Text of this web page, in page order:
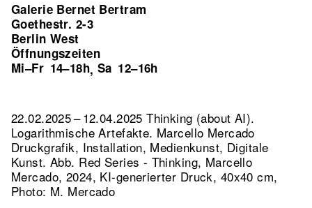
Galerie Bernet Bertram
Goethestr. 2-3
Berlin West
Öffnungszeiten
Mi–Fr 14–18h, Sa 12–16h
22.02.2025 – 12.04.2025 Thinking (about AI).
Logarithmische Artefakte. Marcello Mercado
Druckgrafik, Installation, Medienkunst, Digitale
Kunst. Abb. Red Series - Thinking, Marcello
Mercado, 2024, KI-generierter Druck, 40x40 cm,
Photo: M. Mercado